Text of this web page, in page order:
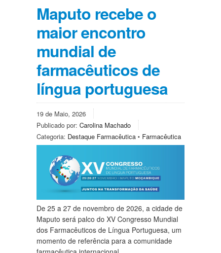
Maputo recebe o
maior encontro
mundial de
farmacêuticos de
língua portuguesa
19 de Maio, 2026
Publicado por: Carolina Machado
Categoria: Destaque Farmacêutica • Farmacêutica
De 25 a 27 de novembro de 2026, a cidade de
Maputo será palco do XV Congresso Mundial
dos Farmacêuticos de Língua Portuguesa, um
momento de referência para a comunidade